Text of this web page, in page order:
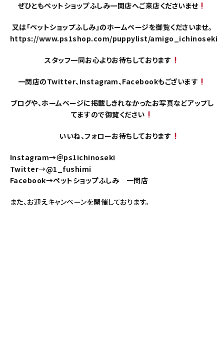
ぜひともペットショップふしみ一関店へご来店くださいませ
又は「ペットショップふしみ」のホームページを御覧くださいませ。
https://www.ps1shop.com/puppylist/amigo_ichinoseki
スタッフ一同お心よりお待ちしております
一関店のTwitter、Instagram、Facebookもございます
ブログや、ホームページに掲載しきれなかったお写真などアップし
てますので御覧ください
いいね、フォローお待ちしております
Instagram→＠ps1ichinoseki
Twitter→@1_fushimi
Facebook→ペットショップふしみ 一関店
また、お迎えキャンペーンを開催しております。